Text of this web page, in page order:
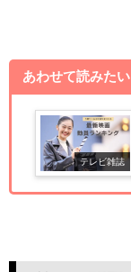
あわせて読みたい
テレビ雑誌